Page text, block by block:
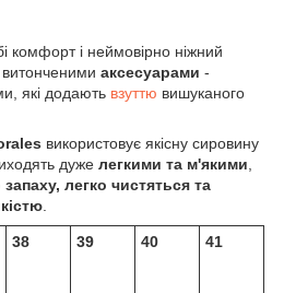
комфорт і неймовірно ніжний
аксесуарами -
які додають взуттю вишуканого
використовує якісну сировину
дуже легкими та м'якими
легко чистяться та
38 39 40 41